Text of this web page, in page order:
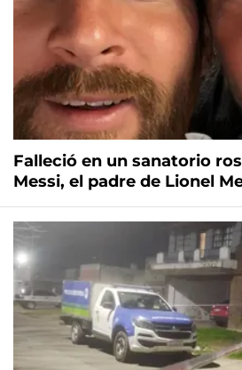
Falleció en un sanatorio
Messi, el padre de Lionel